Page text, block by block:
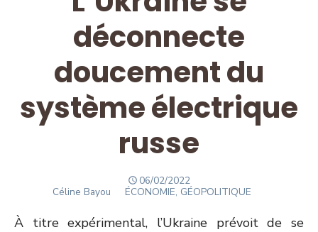
déconnecte
doucement du
système électrique
russe
POSTED
ON
06/02/2022
Author
Céline Bayou ÉCONOMIE, GÉOPOLITIQUE
À titre expérimental, l’Ukraine prévoit de se